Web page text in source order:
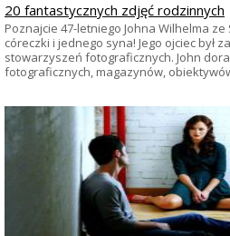
20 fantastycznych zdjęć rodzinnych
Poznajcie 47-letniego Johna Wilhelma
córeczki i jednego syna! Jego ojciec był
stowarzyszeń fotograficznych. John
fotograficznych, magazynów,